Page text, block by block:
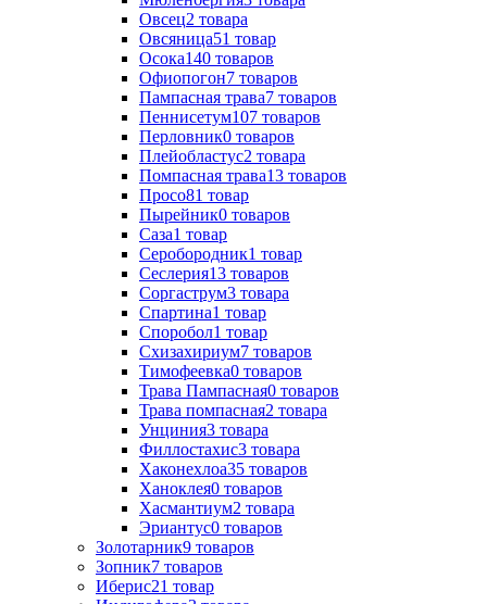
Овсец2 товара
Овсяница51 товар
Осока140 товаров
Офиопогон7 товаров
Пампасная трава7 товаров
Пеннисетум107 товаров
Перловник0 товаров
Плейобластус2 товара
Помпасная трава13 товаров
Просо81 товар
Пырейник0 товаров
Саза1 товар
Серобородник1 товар
Сеслерия13 товаров
Соргаструм3 товара
Спартина1 товар
Споробол1 товар
Схизахириум7 товаров
Тимофеевка0 товаров
Трава Пампасная0 товаров
Трава помпасная2 товара
Унциния3 товара
Филлостахис3 товара
Хаконехлоа35 товаров
Ханоклея0 товаров
Хасмантиум2 товара
Эриантус0 товаров
Золотарник9 товаров
Зопник7 товаров
Иберис21 товар